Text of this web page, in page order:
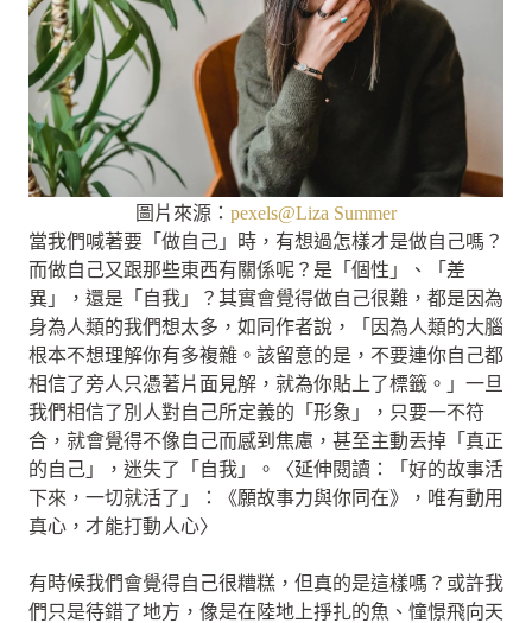
圖片來源： pexels@Liza Summer
當我們喊著要「做自己」時，有想過怎樣才是做自己嗎？
而做自己又跟那些東西有關係呢？是「個性」、「差
異」，還是「自我」？其實會覺得做自己很難，都是因為
身為人類的我們想太多，如同作者說，「因為人類的大腦
根本不想理解你有多複雜。該留意的是，不要連你自己都
相信了旁人只憑著片面見解，就為你貼上了標籤。」一旦
我們相信了別人對自己所定義的「形象」，只要一不符
合，就會覺得不像自己而感到焦慮，甚至主動丟掉「真正
的自己」，迷失了「自我」。〈延伸閱讀：「好的故事活
下來，一切就活了」：《願故事力與你同在》，唯有動用
真心，才能打動人心〉
有時候我們會覺得自己很糟糕，但真的是這樣嗎？或許我
們只是待錯了地方，像是在陸地上掙扎的魚、憧憬飛向天